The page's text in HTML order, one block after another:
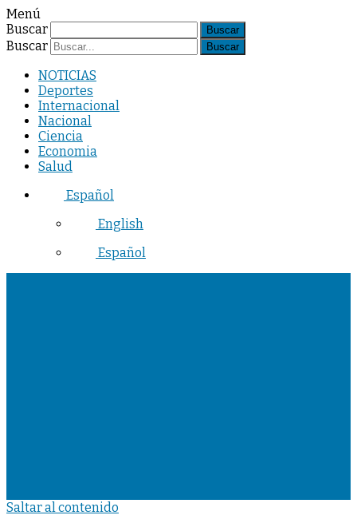
Menú
Buscar
Buscar
NOTICIAS
Deportes
Internacional
Nacional
Ciencia
Economia
Salud
Español
English
Español
Saltar al contenido